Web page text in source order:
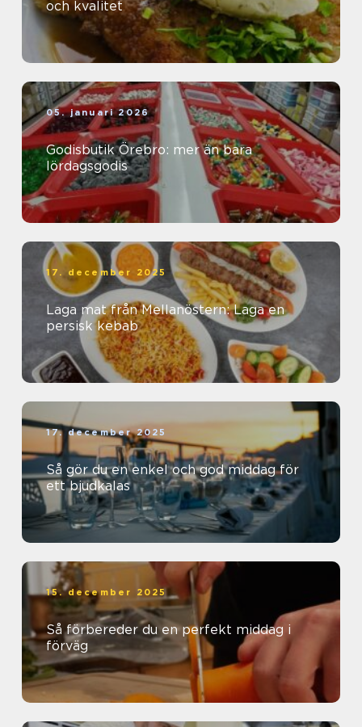
och kvalitet
05. januari 2026
Godisbutik Örebro: mer än bara
lördagsgodis
17. december 2025
Laga mat från Mellanöstern: Laga en
persisk kebab
17. december 2025
Så gör du en enkel och god middag för
ett bjudkalas
15. december 2025
Så förbereder du en perfekt middag i
förväg